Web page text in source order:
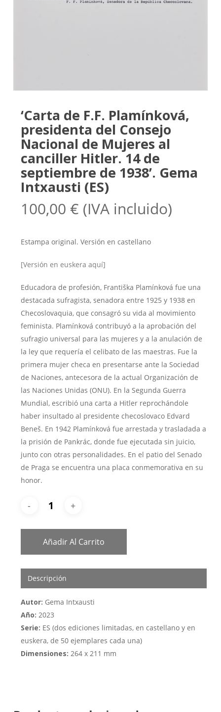
‘Carta de F.F. Plamínková,
presidenta del Consejo
Nacional de Mujeres al
canciller Hitler. 14 de
septiembre de 1938’. Gema
Intxausti (ES)
100,00 € (IVA incluido)
Estampa original. Versión en castellano
[Versión en euskera aquí]
Educadora de profesión, Františka Plamínková fue una
destacada sufragista, senadora entre 1925 y 1938 en
Checoslovaquia, que consagró su vida al movimiento
feminista. Plamínková contribuyó a la aprobación del
sufragio universal para las mujeres y a la anulación de
la ley que requería el celibato de las maestras. Fue la
primera mujer checa en presentarse ante la Sociedad
de Naciones, antecesora de la actual Organización de
las Naciones Unidas (ONU). En la Segunda Guerra
Mundial, escribió una carta a Hitler reprochándole
haber insultado al presidente checoslovaco Edvard
Beneš. En 1942 Plamínková fue arrestada y trasladada a
la prisión de Pankrác, donde fue ejecutada sin juicio,
junto con otras personalidades. En el patio del Senado
de Praga se encuentra una placa conmemorativa en su
honor.
Añadir Al Carrito
Descripción
Autor: Gema Intxausti
Año: 2023
Serie: ES (dos ediciones limitadas, en castellano y en
euskera, de 50 ejemplares cada una)
Dimensiones: 264 x 211 mm